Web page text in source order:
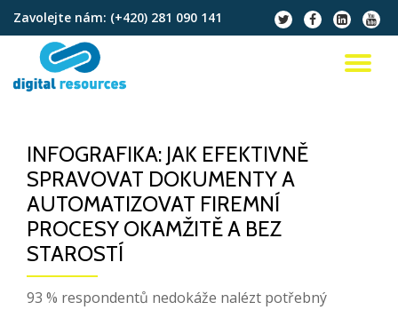
Přeskočit
obsah
Zavolejte nám: (+420) 281 090 141
fa-
twitter
fa-
facebook
fa-
linkedin-
square
fa-
INFOGRAFIKA: JAK EFEKTIVNĚ
SPRAVOVAT DOKUMENTY A
AUTOMATIZOVAT FIREMNÍ
PROCESY OKAMŽITĚ A BEZ
STAROSTÍ
93 % respondentů nedokáže nalézt potřebný